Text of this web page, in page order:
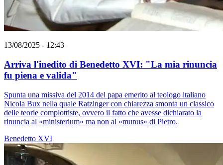
13/08/2025 - 12:43
Arriva l'inedito di Benedetto XVI: "La mia rinuncia
fu piena e valida"
Spunta una missiva del 2014 del papa emerito al teologo italiano
Nicola Bux nella quale Ratzinger con chiarezza smonta un classico
delle teorie complottiste, ovvero il fatto che avesse dichiarato la
rinuncia al «ministerium» ma non al «munus» di Pietro.
Benedetto XVI